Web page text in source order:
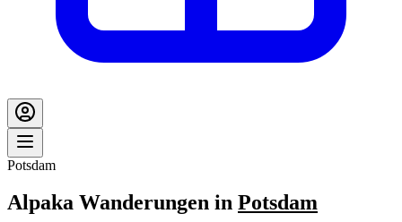
Potsdam
Alpaka Wanderungen in Potsdam